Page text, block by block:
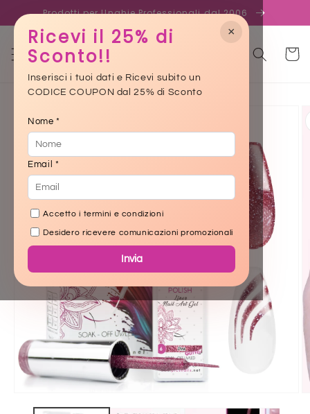
Skip toProdotti per Unghie Professionali dal 2006
Cart
product
information
media
×
Ricevi il 25% di
Sconto!!
Inserisci i tuoi dati e Ricevi subito un
CODICE COUPON dal 25% di Sconto
Nome *
Email *
Accetto i termini e condizioni
Desidero ricevere comunicazioni promozionali
Invia